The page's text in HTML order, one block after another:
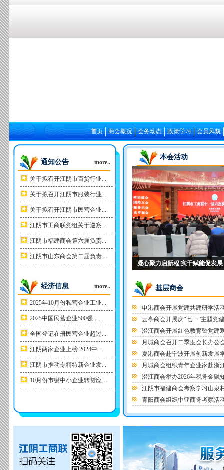
首页 商会概况 会务动态 政策学习 会员风貌
通知公告 more..
关于拟召开江阴市百货行业...
关于拟召开江阴市服装行业...
关于拟召开江阴市民营企业...
江阴市工商联党组关于巡察...
江阴市福建商会第六届负责...
江阴市山东商会第二届负责...
经济信息 more..
2025年10月份私营企业工业...
2025中国民营企业500强，...
全国登记在册民营企业超过...
江阴两家企业上榜 2024中...
江阴市推动专精特新企业发...
10月份市级中小企业转贷应...
本会活动
述职亮实绩 交流促提升——江阴
凝心聚力启新程 实干赋能促发
“聚菁向未来 创领新时代”昆澄
以全市商协会高质量发展之“强”
市工商联学习贯彻市委十四届六
基层商会
申港商会开展党建共建研学活
云亭商会开展庆“七一”主题党
澄江商会开展红色教育暨党建
月城商会召开二季度会长办公
夏港商会赴宁波开展创新发展
月城商会组织青年企业家赴浙
澄江商会举办2026年税务金融
江阴市福建商会考察学习山泉
青阳商会组织中亚商务考察活